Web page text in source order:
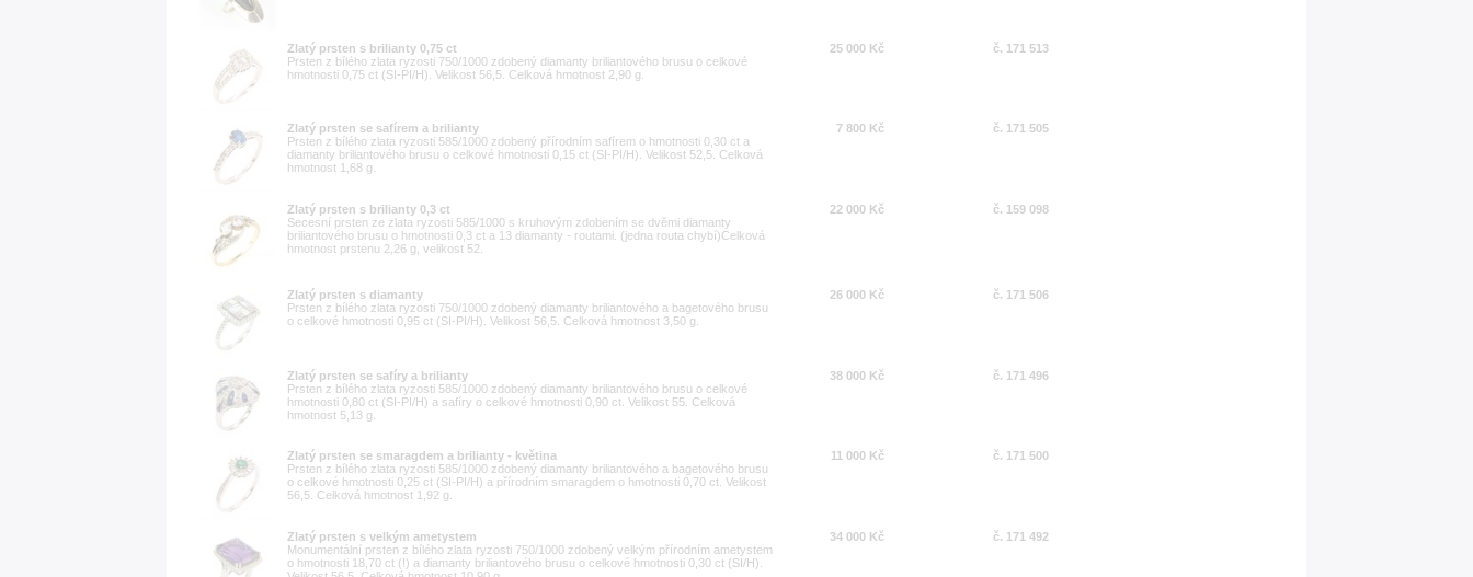
Zlatý prsten s brilianty 0,75 ct
Prsten z bílého zlata ryzosti 750/1000 zdobený diamanty briliantového brusu o celkové
hmotnosti 0,75 ct (SI-PI/H). Velikost 56,5. Celková hmotnost 2,90 g.
25 000 Kč č. 171 513
Zlatý prsten se safírem a brilianty
Prsten z bílého zlata ryzosti 585/1000 zdobený přírodním safírem o hmotnosti 0,30 ct a
diamanty briliantového brusu o celkové hmotnosti 0,15 ct (SI-PI/H). Velikost 52,5. Celková
hmotnost 1,68 g.
7 800 Kč č. 171 505
Zlatý prsten s brilianty 0,3 ct
Secesní prsten ze zlata ryzosti 585/1000 s kruhovým zdobením se dvěmi diamanty
briliantového brusu o hmotnosti 0,3 ct a 13 diamanty - routami. (jedna routa chybí)Celková
hmotnost prstenu 2,26 g, velikost 52.
22 000 Kč č. 159 098
Zlatý prsten s diamanty
Prsten z bílého zlata ryzosti 750/1000 zdobený diamanty briliantového a bagetového brusu
o celkové hmotnosti 0,95 ct (SI-PI/H). Velikost 56,5. Celková hmotnost 3,50 g.
26 000 Kč č. 171 506
Zlatý prsten se safíry a brilianty
Prsten z bílého zlata ryzosti 585/1000 zdobený diamanty briliantového brusu o celkové
hmotnosti 0,80 ct (SI-PI/H) a safíry o celkové hmotnosti 0,90 ct. Velikost 55. Celková
hmotnost 5,13 g.
38 000 Kč č. 171 496
Zlatý prsten se smaragdem a brilianty - květina
Prsten z bílého zlata ryzosti 585/1000 zdobený diamanty briliantového a bagetového brusu
o celkové hmotnosti 0,25 ct (SI-PI/H) a přírodním smaragdem o hmotnosti 0,70 ct. Velikost
56,5. Celková hmotnost 1,92 g.
11 000 Kč č. 171 500
Zlatý prsten s velkým ametystem
Monumentální prsten z bílého zlata ryzosti 750/1000 zdobený velkým přírodním ametystem
o hmotnosti 18,70 ct (!) a diamanty briliantového brusu o celkové hmotnosti 0,30 ct (SI/H).
34 000 Kč č. 171 492